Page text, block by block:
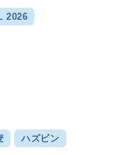
2026
ハズビン